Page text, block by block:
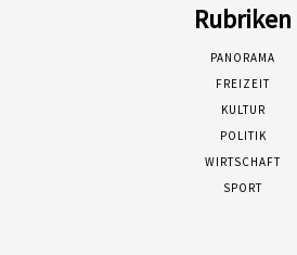
Rubriken
PANORAMA
FREIZEIT
KULTUR
POLITIK
WIRTSCHAFT
SPORT